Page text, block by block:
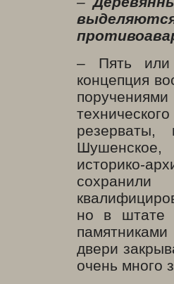
– Пять или
концепция
Шушенское,
историко-
но в штате
двери
очень много